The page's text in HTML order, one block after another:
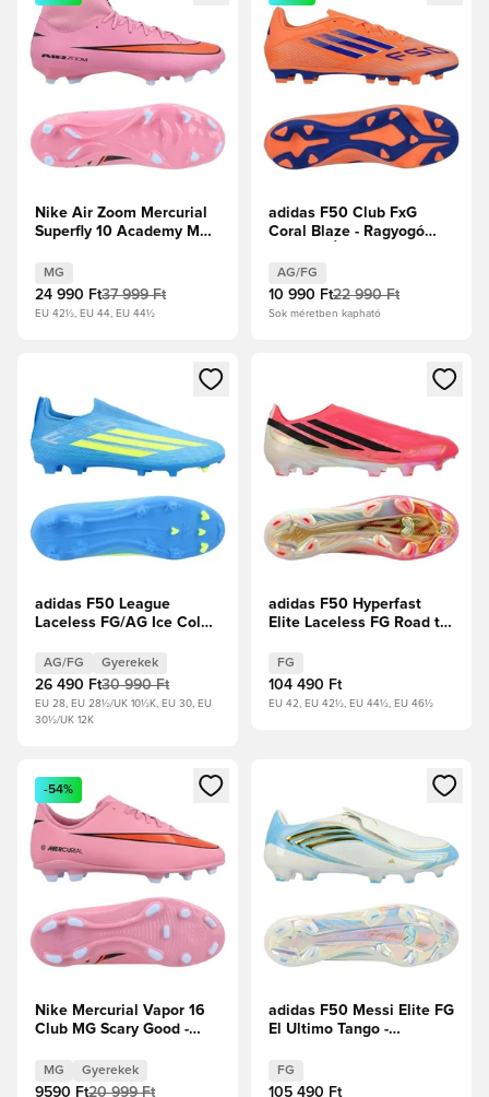
Nike Air Zoom Mercurial
Superfly 10 Academy MG
Flamingo/Fekete/Total
Crimson
MG
24 990 Ft37 999 Ft
EU 42½, EU 44, EU 44½
adidas F50 Club FxG
Coral Blaze - Ragyogó
cipők
AG/FG
10 990 Ft22 990 Ft
Sok méretben kapható
Megnyit egy modált a bejelentkezéshez vagy a tagként
adidas F50 League
Laceless FG/AG Ice Cold
Blue/Napsárga/Világos
szolgálati akva Gyerek
AG/FG Gyerekek
26 490 Ft30 990 Ft
EU 28, EU 28½/UK 10½K, EU 30, EU
30½/UK 12K
Megnyit egy modált a
adidas F50 Hyperfast
Elite Laceless FG Road to
Black/Arany metál
FG
104 490 Ft
EU 42, EU 42½, EU 44½, EU 46½
Megnyit egy modált a bejelentkezéshez vagy a tagként
-54%
Nike Mercurial Vapor 16
Club MG Scary Good -
Flamingo/Fekete/Total
Crimson Gyerek
MG Gyerekek
9590 Ft20 999 Ft
Megnyit egy modált a
adidas F50 Messi Elite FG
El Ultimo Tango -
ragyogás/Icey Blue
FG
105 490 Ft